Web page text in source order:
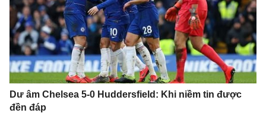
Dư âm Chelsea 5-0 Huddersfield: Khi niềm tin được
đền đáp